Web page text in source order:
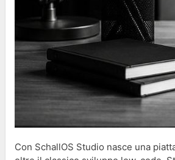
Con SchallOS Studio nasce una